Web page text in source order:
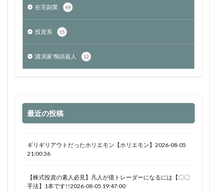
在宅副業 49
投資系 15
講演家 鴨頭嘉人 12
最近の投稿
ギリギリアウトだったホリエモン【ホリエモン】2026-08-05
21:00:36
【株式投資の素人必見】凡人が億トレーダーになるには【〇〇
手法】1本です!!2026-08-05 19:47:00